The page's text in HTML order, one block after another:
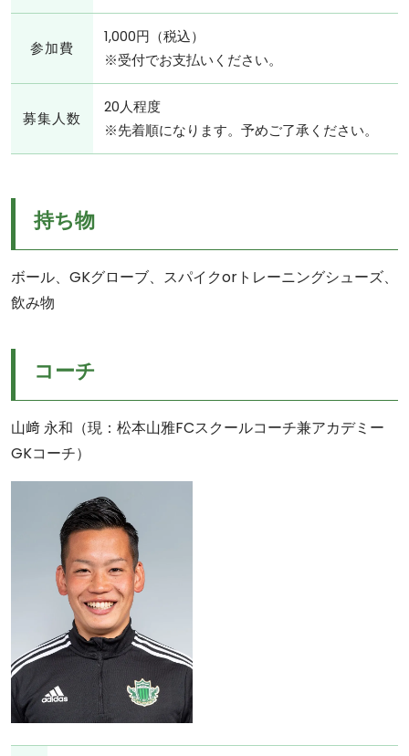
参加費
1,000円（税込）
※受付でお支払いください。
募集人数
20人程度
※先着順になります。予めご了承ください。
持ち物
ボール、GKグローブ、スパイクorトレーニングシューズ、
飲み物
コーチ
山﨑 永和（現：松本山雅FCスクールコーチ兼アカデミー
GKコーチ）